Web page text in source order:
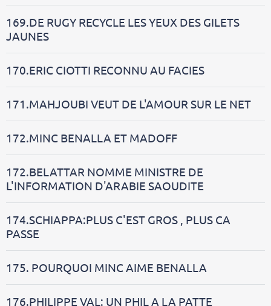
169.DE RUGY RECYCLE LES YEUX DES GILETS
JAUNES
170.ERIC CIOTTI RECONNU AU FACIES
171.MAHJOUBI VEUT DE L'AMOUR SUR LE NET
172.MINC BENALLA ET MADOFF
172.BELATTAR NOMME MINISTRE DE
L'INFORMATION D'ARABIE SAOUDITE
174.SCHIAPPA:PLUS C'EST GROS , PLUS CA
PASSE
175. POURQUOI MINC AIME BENALLA
176.PHILIPPE VAL: UN PHIL A LA PATTE